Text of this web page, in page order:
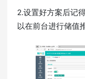
2.设置好方案后记
以在前台进行储值